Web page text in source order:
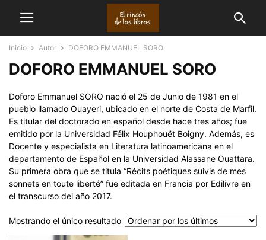
Inicio Autor DOFORO EMMANUEL SORO
DOFORO EMMANUEL SORO
Doforo Emmanuel SORO nació el 25 de Junio de 1981 en el
pueblo llamado Ouayeri, ubicado en el norte de Costa de Marfil.
Es titular del doctorado en español desde hace tres años; fue
emitido por la Universidad Félix Houphouët Boigny. Además, es
Docente y especialista en Literatura latinoamericana en el
departamento de Español en la Universidad Alassane Ouattara.
Su primera obra que se titula “Récits poétiques suivis de mes
sonnets en toute liberté” fue editada en Francia por Edilivre en
el transcurso del año 2017.
Mostrando el único resultado